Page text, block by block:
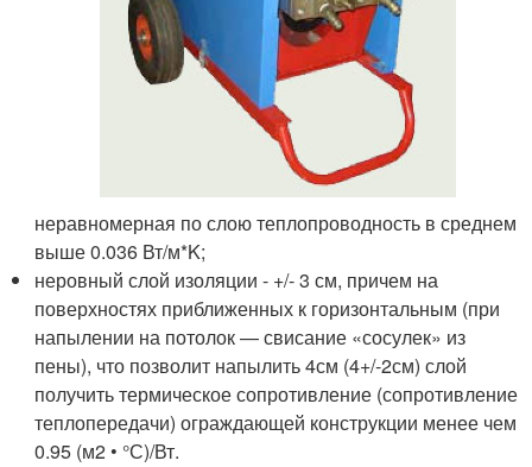
неравномерная по слою теплопроводность в среднем
выше 0.036 Вт/м*K;
неровный слой изоляции - +/- 3 см, причем на
поверхностях приближенных к горизонтальным (при
напылении на потолок — свисание «сосулек» из
пены), что позволит напылить 4см (4+/-2см) слой
получить термическое сопротивление (сопротивление
теплопередачи) ограждающей конструкции менее чем
0.95 (м2 • °С)/Вт.